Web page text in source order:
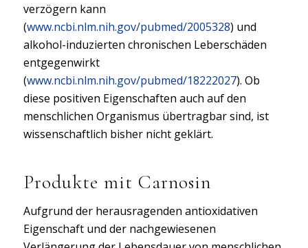
verzögern kann
(www.ncbi.nlm.nih.gov/pubmed/2005328) und
alkohol-induzierten chronischen Leberschäden
entgegenwirkt
(www.ncbi.nlm.nih.gov/pubmed/18222027). Ob
diese positiven Eigenschaften auch auf den
menschlichen Organismus übertragbar sind, ist
wissenschaftlich bisher nicht geklärt.
Produkte mit Carnosin
Aufgrund der herausragenden antioxidativen
Eigenschaft und der nachgewiesenen